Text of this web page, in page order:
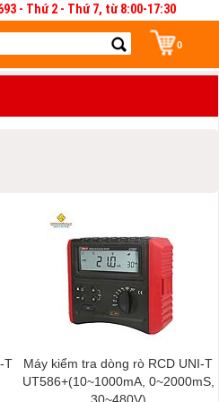
- Thứ 2 - Thứ 7, từ 8:00-17:30
0
Có thể sửa và quản lý giỏ hàng và đơn
T
Máy kiểm tra dòng rò RCD UNI-T
UT586+(10~1000mA, 0~2000mS,